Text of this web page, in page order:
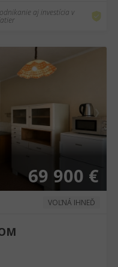
aj investícia v
69 900 €
VOĽNÁ IHNEĎ